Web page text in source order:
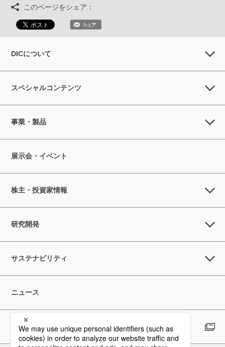
このページをシェア：
DICについて
スペシャルコンテンツ
事業・製品
展示会・イベント
株主・投資家情報
研究開発
サステナビリティ
ニュース
採用情報